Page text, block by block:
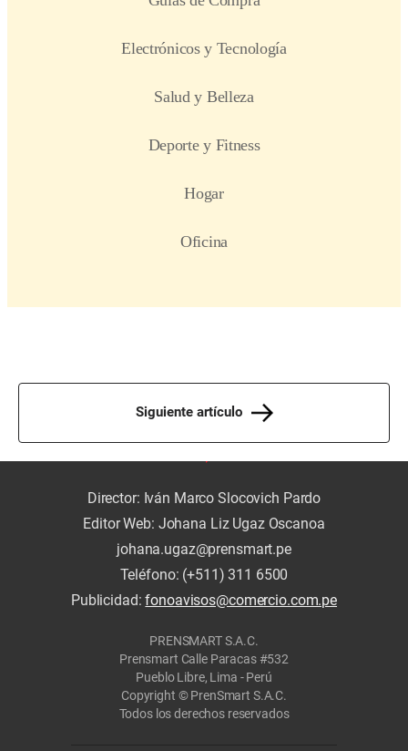
Siguiente artículo
Director: Iván Marco Slocovich Pardo
Editor Web: Johana Liz Ugaz Oscanoa
johana.ugaz@prensmart.pe
Teléfono: (+511) 311 6500
Publicidad:fonoavisos@comercio.com.pe
PRENSMART S.A.C.
Prensmart Calle Paracas #532
Pueblo Libre, Lima - Perú
Copyright © PrenSmart S.A.C.
Todos los derechos reservados